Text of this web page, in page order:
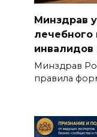
Минздрав
лечебного
инвалидов
Минздрав
правила